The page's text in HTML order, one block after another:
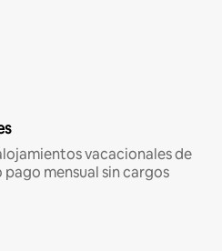
vacacionales de
mensual sin cargos